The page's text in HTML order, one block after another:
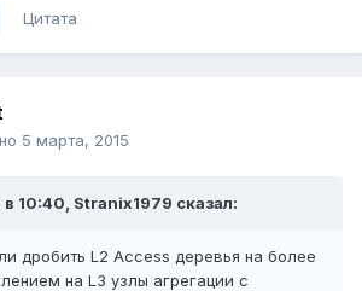
Цитата
5 марта, 2015
10:40, Stranix1979 сказал:
дробить L2 Access деревья на более
на L3 узлы агрегации с